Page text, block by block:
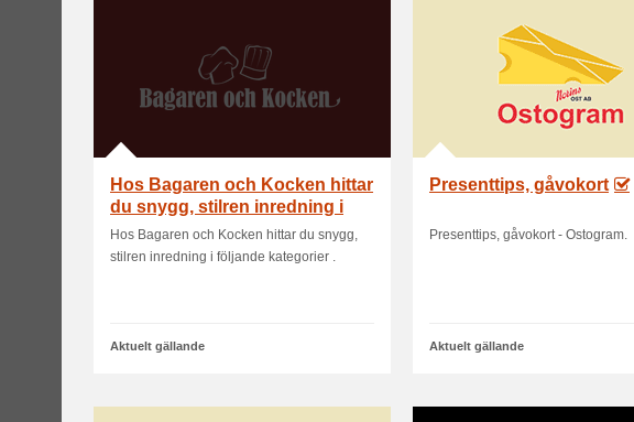
Hos Bagaren och Kocken hittar
du snygg, stilren inredning i
följand.
Hos Bagaren och Kocken hittar du snygg,
stilren inredning i följande kategorier .
Aktuelt gällande
Presenttips, gåvokort
Presenttips, gåvokort - Ostogram.
Aktuelt gällande